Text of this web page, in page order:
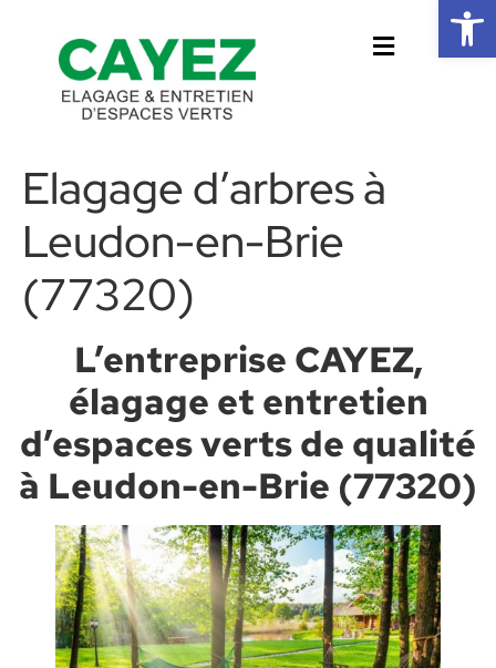
Elagage d’arbres à
Leudon-en-Brie
(77320)
L’entreprise CAYEZ,
élagage et entretien
d’espaces verts de qualité
à Leudon-en-Brie (77320)